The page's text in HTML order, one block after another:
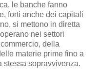
le banche fanno
forti anche dei capitali
si mettono in diretta
nei settori
della
materie prime fino a
stessa sopravvivenza.